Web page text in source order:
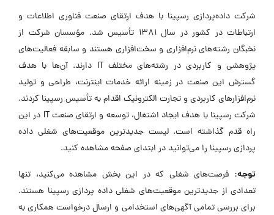
شرکت داده‌پردازی رسپینا با هدف ارتقای صنعت فناوری اطلاعات و
ارتباطات در کشور در سال ۱۳۸۱ تأسیس شد. مؤسسان شرکت از
نخبگان رشته‌های نرم‌افزاری و سخت‌افزاری هستند و سابقه فعالیت‌های
پژوهشی و کاربردی در رشته‌های مختلف IT دارند. آن‌ها با هدف
گسترش این صنعت در زمینه ارائه خدمات اینترنت، طراحی و تولید
نرم‌افزارهای کاربردی و تجارت الکترونیک اقدام به تأسیس رسپینا کردند.
شرکت رسپینا با هدف ایجاد اشتغال، توسعه و ارتقای صنعت IT در این
راه قدم گذاشته است. لیست جدیدترین موقعیت‌های شغلی داده
پردازی رسپینا را می‌توانید در ابتدای صفحه مشاهده کنید.
توجه: فرصت‌های شغلی که در این بخش مشاهده می‌کنید، تنها
تعدادی از جدیدترین موقعیت‌های شغلی داده پردازی رسپینا هستند.
برای بررسی تمامی آگهی‌های استخدامی و ارسال درخواست همکاری به